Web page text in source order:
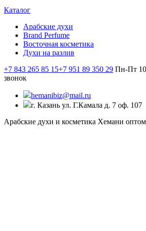
Каталог
Арабские духи
Brand Perfume
Восточная косметика
Духи на разлив
+7 843 265 85 15+7 951 89 350 29 Пн-Пт
звонок
hemanibiz@mail.ru
г. Казань ул. Г.Камала д. 7 оф. 107
Арабские духи и косметика Хемани